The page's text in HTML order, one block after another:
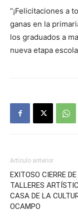
“¡Felicitaciones a
ganas en la
los graduados a
nueva etapa
Artículo anterior
EXITOSO CIERRE DE
TALLERES
CASA DE LA
OCAMPO